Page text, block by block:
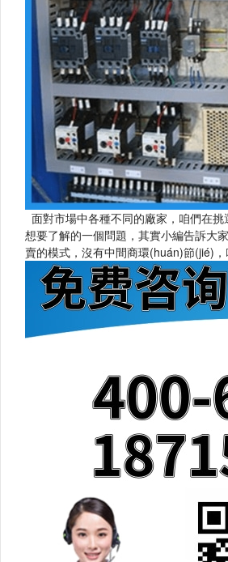
面對市場中各種不同的廠家，咱們在挑
想要了解的一個問題，其實小編告訴大家
賣的模式，沒有中間商環(huán)節(jié)